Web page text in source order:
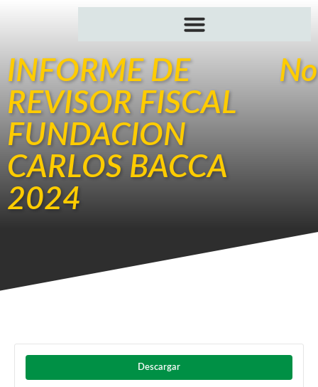
INFORME DE
REVISOR FISCAL
FUNDACION
CARLOS BACCA
2024
Descargar